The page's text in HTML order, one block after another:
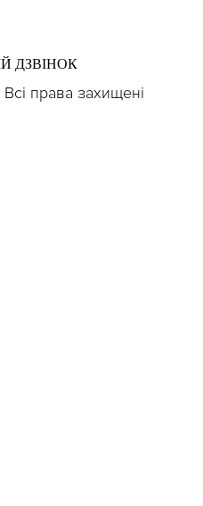
ДЗВІНОК
права захищені